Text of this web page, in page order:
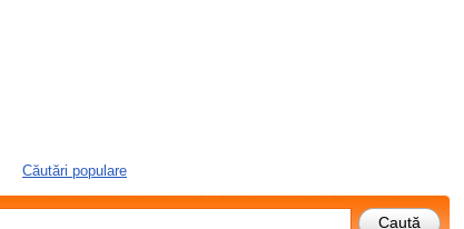
Căutări populare